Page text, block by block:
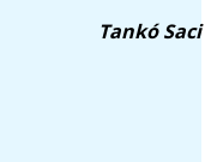
Tankó Saci